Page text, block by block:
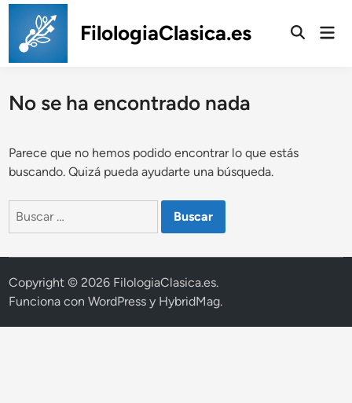
Saltar
contenido
FilologiaClasica.es
No se ha encontrado nada
Parece que no hemos podido encontrar lo que estás
buscando. Quizá pueda ayudarte una búsqueda.
Buscar:
Copyright © 2026 FilologiaClasica.es.
Funciona conWordPress y HybridMag.